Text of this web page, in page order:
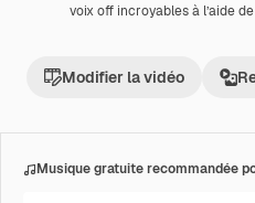
voix off incroyables à l’aide
Modifier la vidéo
Musique gratuite recommandée